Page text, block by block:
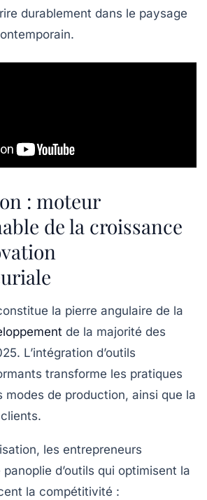
durablement dans le paysage
: moteur
de la croissance
la pierre angulaire de la
de la majorité des
L’intégration d’outils
transforme les pratiques
modes de production, ainsi que la
les entrepreneurs
panoplie d’outils qui optimisent la
la compétitivité :